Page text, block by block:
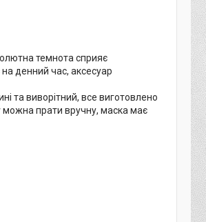
темнота сприяє
денний час, аксесуар
та виворітний, все виготовлено
можна прати вручну, маска має